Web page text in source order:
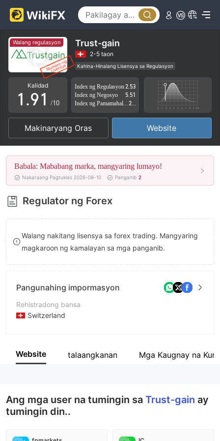
Walang regulasyon Trust-gain
2-5 taon
Kahina-Hinalang Lisensya sa Regulasyon
Kahina-hinalang saklaw ng Negosyo
Mataas na potensyal na peligro
Kalidad
0
1
2
3
4
5
6
7
8
9
.
5
6
7
8
9
0
1
2
3
4
5
6
7
8
9
/10
Index ng Regulasyon 2.53
Index ng Negosyo
5.51
2.68
Makinaryang Oras Website
Babala: Mababang marka, mangyaring lumayo!
Nakaraang Pagtuklas 2026-08-10 Panganib 2
Regulator ng Forex
Walang nakitang lisensya sa forex trading. Mangyaring
magkaroon ng kamalayan sa mga panganib.
Pangunahing impormasyon
Rehistradong bansa
Switzerland
Kumpanya
Website talaangkanan Mga Kaugnay na
Ang mga user na tumingin sa Trust-gain ay
tumingin din..